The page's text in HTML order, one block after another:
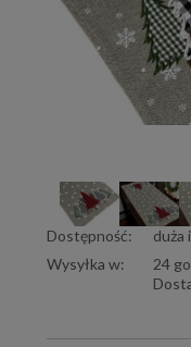
Dostępność:
duża
Wysyłka w:
24
Cena nie zawiera